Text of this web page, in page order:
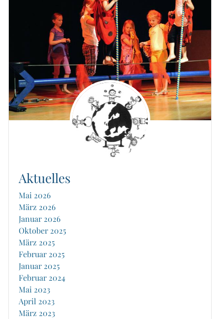
Aktuelles
Mai 2026
März 2026
Januar 2026
Oktober 2025
März 2025
Februar 2025
Januar 2025
Februar 2024
Mai 2023
April 2023
März 2023